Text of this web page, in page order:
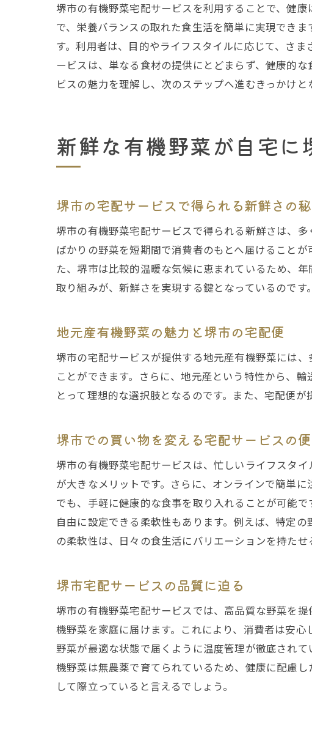
季
堺
堺
堺市の
堺
堺
堺市の有機野菜宅配サービスを利用することで、健
で、栄養バランスの取れた食生活を簡単に実現でき
す。利用者は、目的やライフスタイルに応じて、さ
ービスは、単なる食材の提供にとどまらず、健康的
ビスの魅力を理解し、次のステップへ進むきっかけと
新鮮な有機野菜が自宅に
堺市の宅配サービスで得られる新鮮さの
堺市の有機野菜宅配サービスで得られる新鮮さは、
ばかりの野菜を短期間で消費者のもとへ届けること
た、堺市は比較的温暖な気候に恵まれているため、
取り組みが、新鮮さを実現する鍵となっているのです。
地元産有機野菜の魅力と堺市の宅配便
堺市の宅配サービスが提供する地元産有機野菜には
ことができます。さらに、地元産という特性から、
とって理想的な選択肢となるのです。また、宅配便
堺市での買い物を変える宅配サービスの
堺市の有機野菜宅配サービスは、忙しいライフスタ
が大きなメリットです。さらに、オンラインで簡単
でも、手軽に健康的な食事を取り入れることが可能
自由に設定できる柔軟性もあります。例えば、特定
の柔軟性は、日々の食生活にバリエーションを持たせ
堺市宅配サービスの品質に迫る
堺市の有機野菜宅配サービスでは、高品質な野菜を
機野菜を家庭に届けます。これにより、消費者は安
野菜が最適な状態で届くように温度管理が徹底され
機野菜は無農薬で育てられているため、健康に配慮
して際立っていると言えるでしょう。